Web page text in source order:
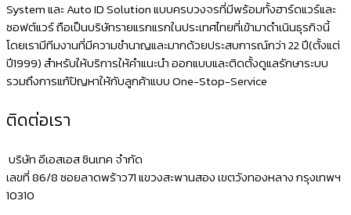
System และ Auto ID Solution แบบครบวงจรที่มีพร้อมทั้งฮาร์ดแวร์และ
ซอฟต์แวร์ ถือเป็นบริษัทรายแรกแรกในประเทศไทยที่เข้ามาดำเนินธุรกิจนี้
โดยเรามีทีมงานที่มีความชำนาญและมากด้วยประสบการณ์กว่า 22 ปี(ตั้งแต่
ปี1999) สำหรับให้บริการให้คำแนะนำ ออกแบบและติดตั้งดูแลรักษาระบบ
รวมถึงการแก้ปัญหาให้กับลูกค้าแบบ One-Stop-Service
ติดต่อเรา
บริษัท อีเอสเอส ซินเทค จำกัด
เลขที่ 86/8 ซอยลาดพร้าว71 แขวงสะพานสอง เขตวังทองหลาง กรุงเทพฯ
10310